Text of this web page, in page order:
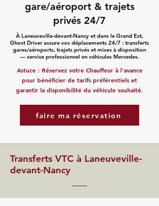
gare/aéroport & trajets
privés 24/7
À Laneuveville-devant-Nancy et dans le Grand Est,
Ghost Driver assure vos déplacements 24/7 : transferts
gares/aéroports, trajets privés et mises à disposition
— service professionnel en véhicules Mercedes.
Astuce : Réservez votre Chauffeur à l'avance
pour bénéficier de tarifs préférentiels et
garantir la disponibilité du véhicule souhaité.
faire ma réservation
Transferts VTC à Laneuveville-
devant-Nancy